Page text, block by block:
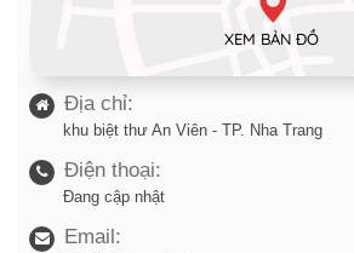
XEM BẢN ĐỒ
Địa chỉ:
khu biệt thư An Viên - TP. Nha Trang
Điện thoại:
Đang cập nhật
Email: